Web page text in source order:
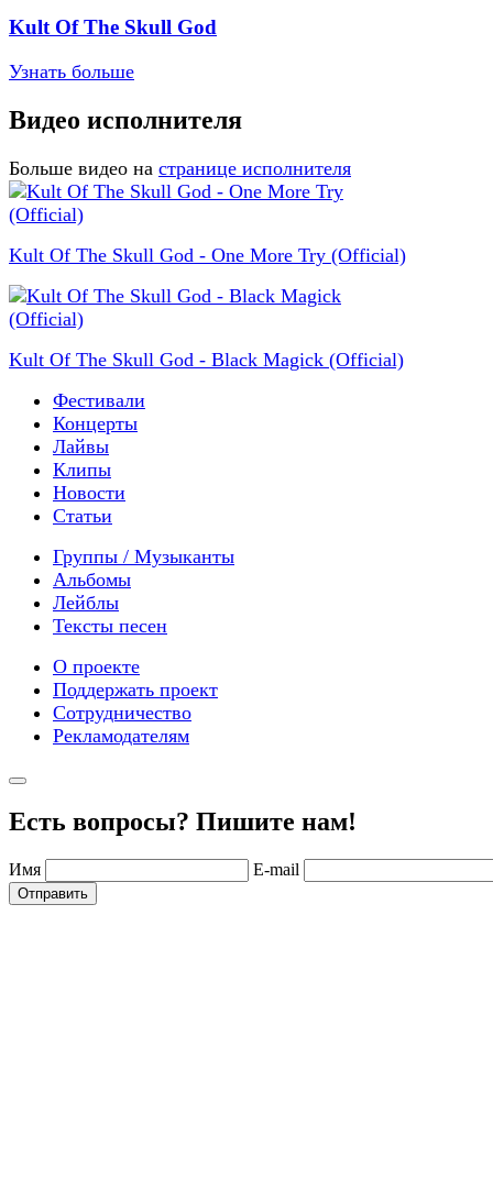
Kult Of The Skull God
Узнать больше
Видео исполнителя
Больше видео на странице исполнителя
Kult Of The Skull God - One More Try (Official)
Kult Of The Skull God - Black Magick (Official)
Фестивали
Концерты
Лайвы
Клипы
Новости
Статьи
Группы / Музыканты
Альбомы
Лейблы
Тексты песен
О проекте
Поддержать проект
Сотрудничество
Рекламодателям
Есть вопросы? Пишите нам!
Имя E-mail